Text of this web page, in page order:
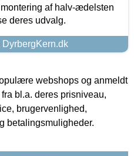
af halv-ædelsten
deres udvalg.
webshops og anmeldt
bl.a. deres prisniveau,
brugervenlighed,
betalingsmuligheder.